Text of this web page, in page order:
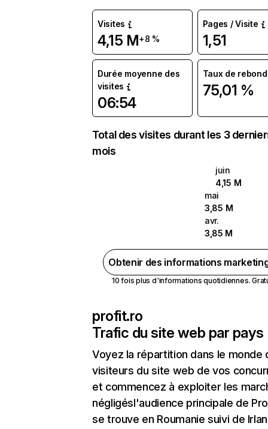
Visites
4,15 M+8 %
Pages / Visite
1,51
Durée moyenne des
visites
06:54
Taux de rebond
75,01 %
Total des visites durant les 3
mois
juin
4,15 M
mai
3,85 M
avr.
3,85 M
Obtenir des informations
10 fois plus d'informations quotidiennes.
profit.ro
Trafic du site web par pays
Voyez la répartition dans le monde
visiteurs du site web de vos
et commencez à exploiter les
négligésl'audience principale de
se trouve en Roumanie suivi de